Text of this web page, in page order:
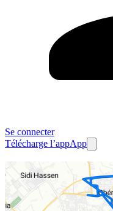
Se connecter
Télécharge l’appApp